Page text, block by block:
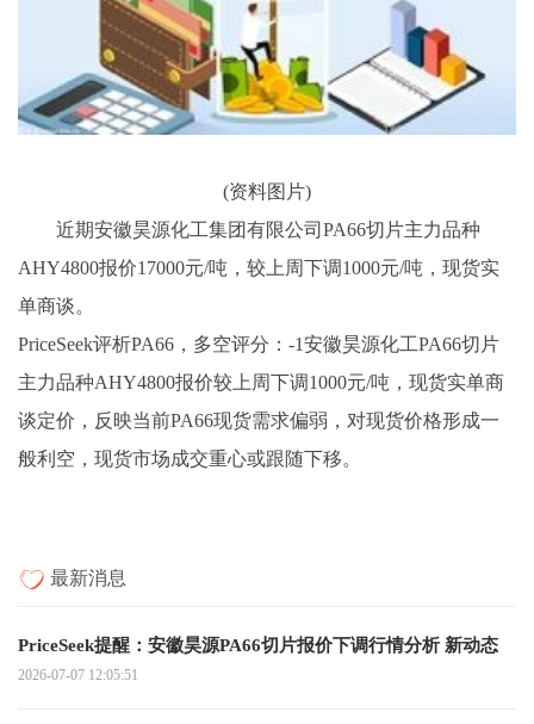
(资料图片)
近期安徽昊源化工集团有限公司PA66切片主力品种
AHY4800报价17000元/吨，较上周下调1000元/吨，现货实
单商谈。
PriceSeek评析PA66，多空评分：-1安徽昊源化工PA66切片
主力品种AHY4800报价较上周下调1000元/吨，现货实单商
谈定价，反映当前PA66现货需求偏弱，对现货价格形成一
般利空，现货市场成交重心或跟随下移。
最新消息
PriceSeek提醒：安徽昊源PA66切片报价下调行情分析 新动态
2026-07-07 12:05:51